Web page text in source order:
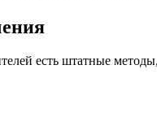
есть штатные